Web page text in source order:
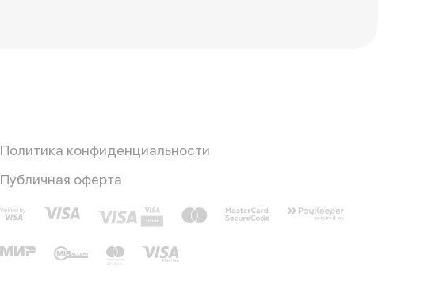
Политика конфиденциальности
Публичная оферта